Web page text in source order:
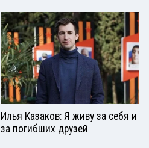
Илья Казаков: Я живу за себя и
за погибших друзей